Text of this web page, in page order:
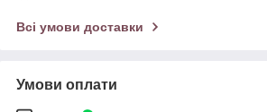
Всі умови доставки
Умови оплати